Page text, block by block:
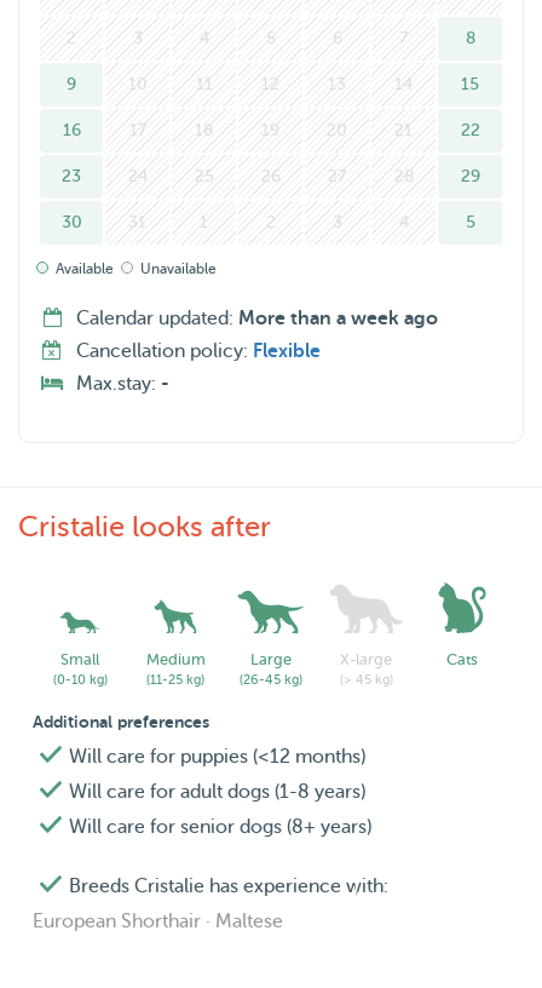
2 3 4 5 6 7 8
9 10 11 12 13 14 15
16 17 18 19 20 21 22
23 24 25 26 27 28 29
30 31 1 2 3 4 5
Available Unavailable
Calendar updated: More than a week ago
Cancellation policy: Flexible
Max.stay: -
Cristalie looks after
Small
(0-10 kg)
Medium
(11-25 kg)
Large
(26-45 kg)
X-large
(> 45 kg)
Cats
Additional preferences
Will care for puppies (<12 months)
Will care for adult dogs (1-8 years)
Will care for senior dogs (8+ years)
Breeds Cristalie has experience with:
European Shorthair · Maltese